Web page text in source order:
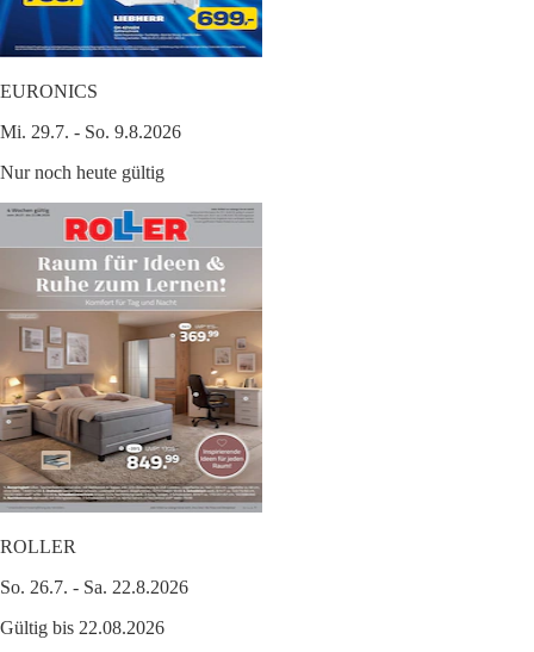
EURONICS
Mi. 29.7. - So. 9.8.2026
Nur noch heute gültig
ROLLER
So. 26.7. - Sa. 22.8.2026
Gültig bis 22.08.2026